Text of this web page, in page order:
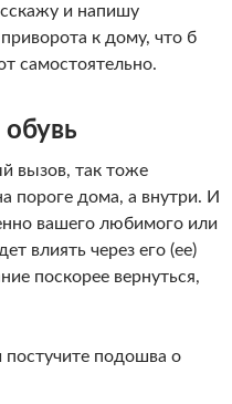
и напишу
к дому, что б
самостоятельно.
вызов, так тоже
пороге дома, а внутри. И
вашего любимого или
влиять через его (ее)
поскорее вернуться,
постучите подошва о